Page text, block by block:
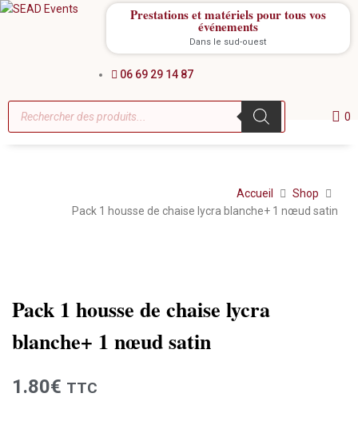
Prestations et matériels pour tous vos
événements
Dans le sud-ouest
06 69 29 14 87
0
Accueil
Shop
Pack 1 housse de chaise lycra blanche+ 1 nœud satin
Pack 1 housse de chaise lycra
blanche+ 1 nœud satin
1.80€ TTC